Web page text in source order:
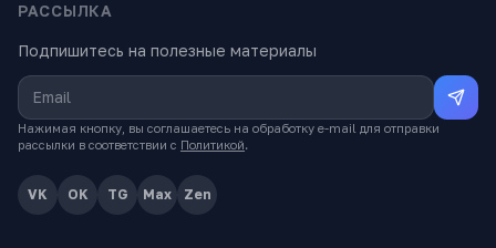
РАССЫЛКА
Подпишитесь на полезные материалы
Нажимая кнопку, вы соглашаетесь на обработку e-mail для отправки
рассылки в соответствии с Политикой.
VK OK TG Max Zen